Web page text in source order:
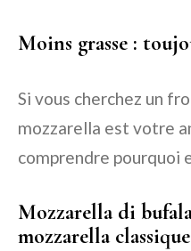
Moins grasse :
Si vous cherchez un
mozzarella est votre
comprendre pourquoi
Mozzarella di
mozzarella